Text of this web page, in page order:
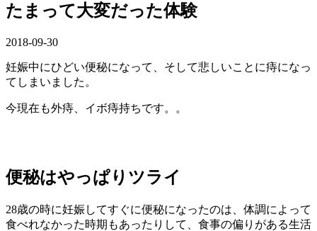
たまって大変だった体験
2018-09-30
妊娠中にひどい便秘になって、そして悲しいことに痔になっ
てしまいました。
今現在も外痔、イボ痔持ちです。。
便秘はやっぱりツライ
28歳の時に妊娠してすぐに便秘になったのは、体調によって
食べれなかった時期もあったりして、食事の偏りがある生活